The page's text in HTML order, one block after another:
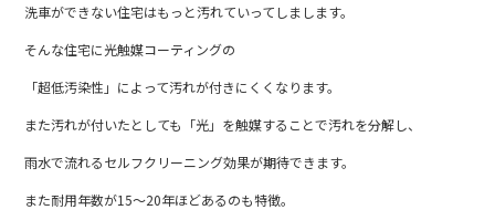
洗車ができない住宅はもっと汚れていってしまします。
そんな住宅に光触媒コーティングの
「超低汚染性」によって汚れが付きにくくなります。
また汚れが付いたとしても「光」を触媒することで汚れを分解し、
雨水で流れるセルフクリーニング効果が期待できます。
また耐用年数が15～20年ほどあるのも特徴。